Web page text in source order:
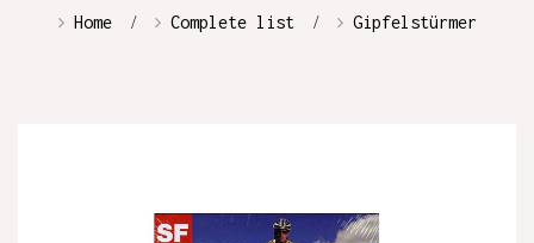
Home Complete list Gipfelstürmer